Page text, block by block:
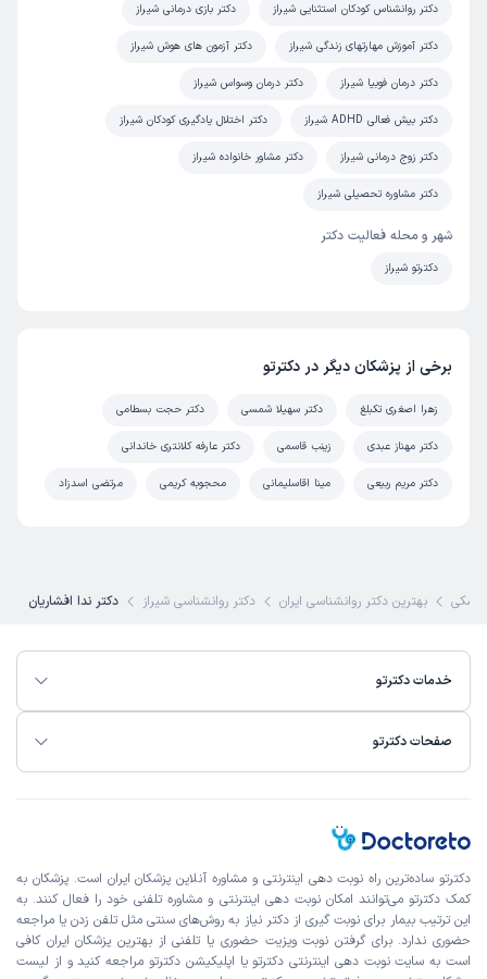
این پزشک را پیشنهاد میکنم
زمان انتظار:0-15 دقیقه
ایشان روانشناسی فوق‌العاده حاذق و کاربلد هستند. مهم‌ترین
نشان از تخصص بالای ایشان دارد. ایشان با صبر، آرامش و
همدلی کامل به حرف‌های بیمار گوش می‌دهند و فضایی امن
علت مراجعه: درمان افسردگی و اختلالات خلقی
دکتر روانشناس کودکان استثنایی شیراز دکتر بازی درمانی شیراز
دکتر آموزش مهارتهای زندگی شیراز دکتر آزمون های هوش شیراز
دکتر درمان فوبیا شیراز دکتر درمان وسواس شیراز
دکتر بیش فعالی ADHD شیراز دکتر اختلال یادگیری کودکان شیراز
دکتر زوج درمانی شیراز دکتر مشاور خانواده شیراز
دکتر مشاوره تحصیلی شیراز
شهر و محله فعالیت دکتر
دکترتو شیراز
برخی از پزشکان دیگر در دکترتو
زهرا اصغری تکبلغ دکتر سهیلا شمسی دکتر حجت بسطامی
دکتر مهناز عبدی زینب قاسمی دکتر عارفه کلانتری خاندانی
دکتر مریم ربیعی مینا اقاسلیمانی محجوبه کریمی مرتضی اسدزاد
بهترین دکتر روانشناسی ایران دکتر روانشناسی شیراز دکتر ندا افشاریان
خدمات دکترتو
صفحات دکترتو
دکترتو ساده‌ترین راه نوبت‌ دهی اینترنتی و مشاوره آنلاین پزشکان ایران است. پزشکان به
کمک دکترتو می‌توانند امکان نوبت دهی اینترنتی و مشاوره تلفنی خود را فعال کنند. به
این ترتیب بیمار برای نوبت گیری از دکتر نیاز به روش‌های سنتی مثل تلفن زدن یا مراجعه
حضوری ندارد. برای گرفتن نوبت ویزیت حضوری یا تلفنی از بهترین پزشکان ایران کافی
است به سایت نوبت دهی اینترنتی دکترتو یا اپلیکیشن دکترتو مراجعه کنید و از لیست